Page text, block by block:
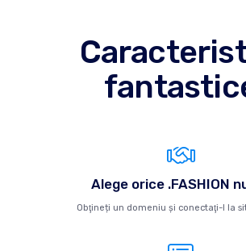
Alege orice .FASHION
Obţineți un domeniu şi conectaţi-l la